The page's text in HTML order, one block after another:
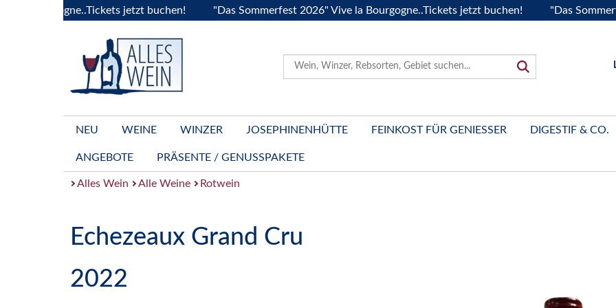
jetzt buchen! "Das Sommerfest 2026" Vive la Bourgogne..Tickets jetzt buchen! "Das Sommerfest
NEU WEINE WINZER JOSEPHINENHÜTTE FEINKOST FÜR GENIESSER DIGESTIF & CO.
ANGEBOTE PRÄSENTE / GENUSSPAKETE
Alles Wein Alle Weine Rotwein
Echezeaux Grand Cru
2022